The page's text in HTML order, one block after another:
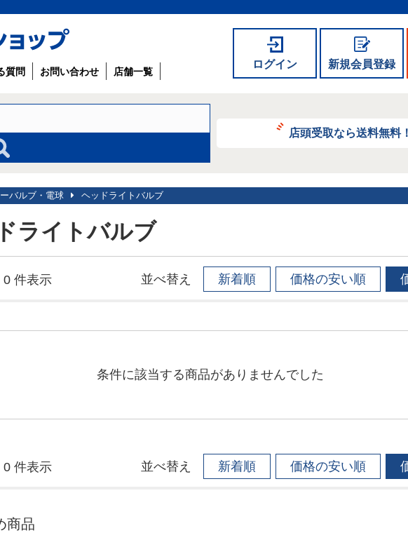
ログイン 新規会員登録
質問 お問い合わせ 店舗一覧
店頭受取なら送料無料！
バルブ・電球 ヘッドライトバルブ
ライトバルブ
0 件表示 並べ替え 新着順 価格の安い順
条件に該当する商品がありませんでした
0 件表示 並べ替え 新着順 価格の安い順
商品